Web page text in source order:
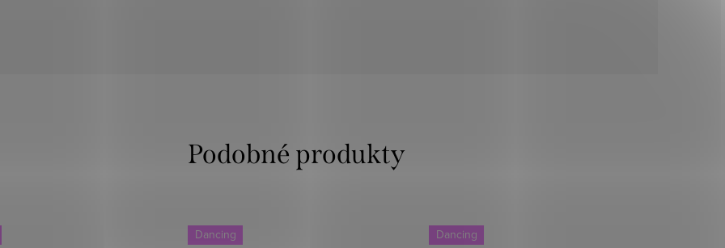
Dancing Dancing